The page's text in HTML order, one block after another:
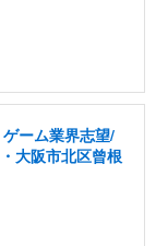
ーム業界志望/
大阪市北区曾根